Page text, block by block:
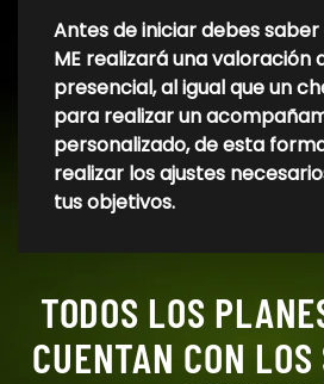
Antes de iniciar debes saber
ME realizará una valoración
presencial, al igual que un
para realizar un
personalizado, de esta
realizar los ajustes
tus objetivos.
TODOS LOS
CUENTAN CON